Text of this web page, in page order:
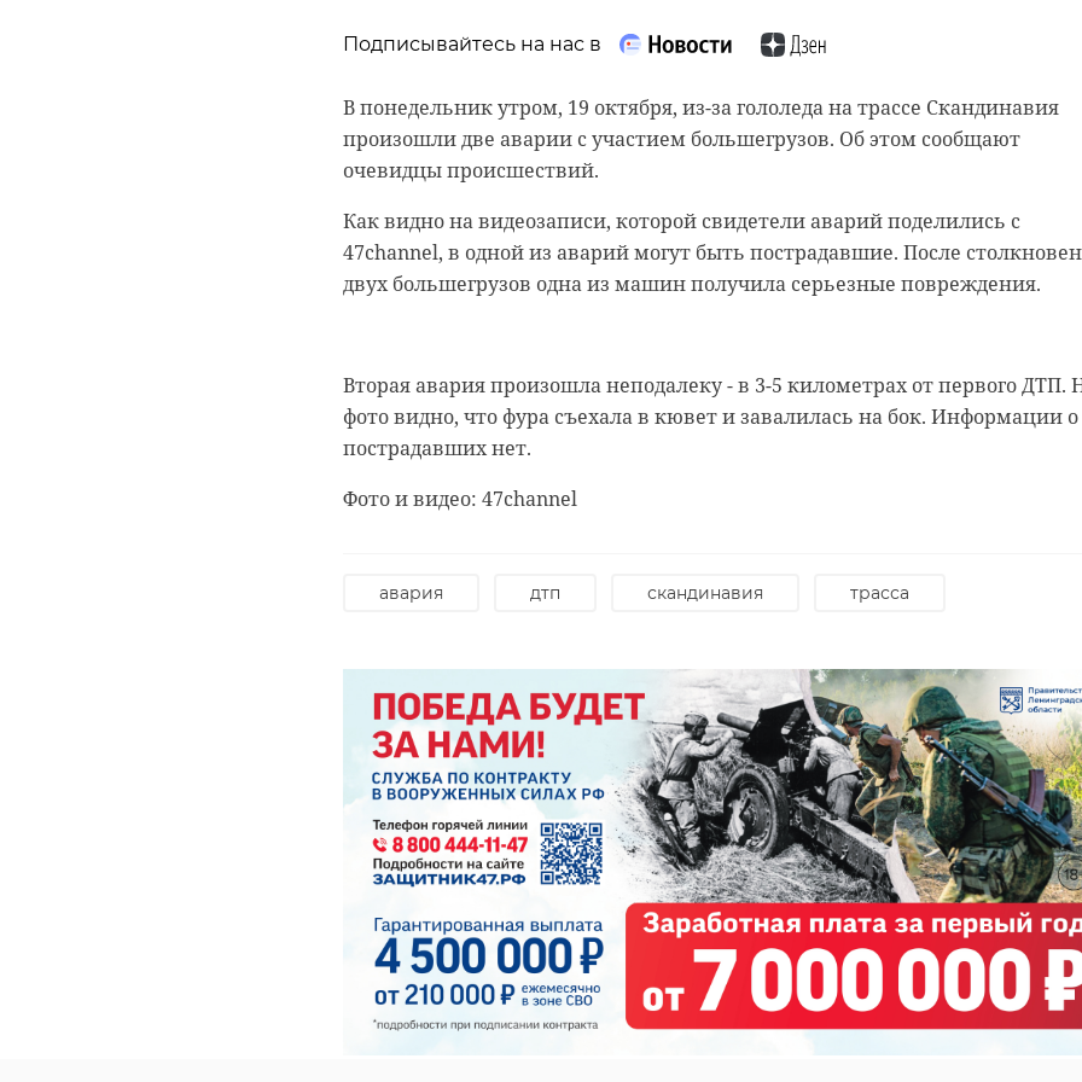
Подписывайтесь на нас в
В понедельник утром, 19 октября, из-за гололеда на трассе Скандинавия
произошли две аварии с участием большегрузов. Об этом сообщают
очевидцы происшествий.
Как видно на видеозаписи, которой свидетели аварий поделились с
47channel, в одной из аварий могут быть пострадавшие. После
двух большегрузов одна из машин получила серьезные повреждения.
Вторая авария произошла неподалеку - в 3-5 километрах от первого ДТП.
фото видно, что фура съехала в кювет и завалилась на бок. Информации о
пострадавших нет.
Фото и видео: 47channel
авария дтп скандинавия трасса
Подписывайтесь на нас в
Корреспондент Александр Сашнев и его оператор снимали сюжет про
подсчет уток для местного телеканала.
Они уже снимали последние кадры у водоема. И тут к ним подбежали
взволнованные местные мальчишки. Дети кричали, что рядом тонет
Бравый корреспондент, не раздумывая, кинулся на помощь. Снял одежду и
занырнул в ледяную воду (на улице тогда было -20). Собаку успешно
Сам журналист тоже не пострадал. У Александра есть опыт в
белгородская область
РЕКОМЕНДУЕМ
Сейчас расчищают рамы, снимают старый слой краски. Реставрируют
уникальные витражи в морском стиле. Впереди шпаклевка дома,
пенькой, антибиологическая и противопожарная обработка.